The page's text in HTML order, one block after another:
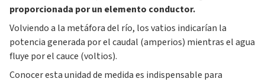
proporcionada por un elemento conductor.
Volviendo a la metáfora del río, los vatios indicarían la
potencia generada por el caudal (amperios) mientras el agua
fluye por el cauce (voltios).
Conocer esta unidad de medida es indispensable para